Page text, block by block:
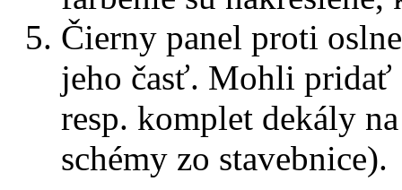
Čierny panel proti
jeho časť. Mohli pridať
resp. komplet dekály
schémy zo stavebnice).